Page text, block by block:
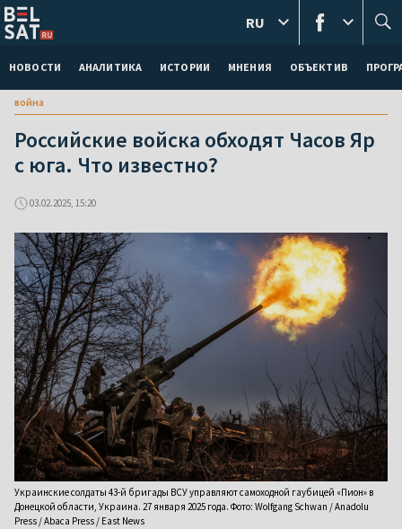
НОВОСТИ АНАЛИТИКА ИСТОРИИ МНЕНИЯ ОБЪЕКТИВ
RU
война
Российские войска обходят Часов Яр
с юга. Что известно?
03.02.2025, 15:20
Украинские солдаты 43-й бригады ВСУ управляют самоходной гаубицей «Пион» в
Донецкой области, Украина. 27 января 2025 года. Фото: Wolfgang Schwan / Anadolu
Press / Abaca Press / East News